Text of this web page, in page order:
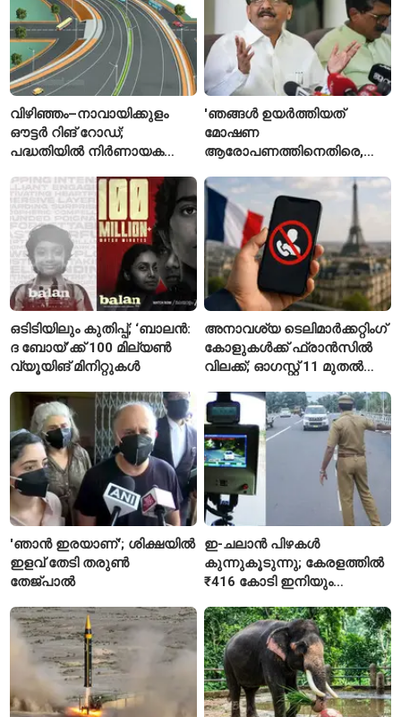
വിഴിഞ്ഞം–നാവായിക്കുളം
ഔട്ടർ റിങ് റോഡ്;
പദ്ധതിയിൽ നിർണായക
വിശദീകരണം
'ഞങ്ങൾ ഉയർത്തിയത്
മോഷണ
ആരോപണത്തിനെതിരെ,
റിജിജുവിന് മറുപടിയുമായി
സഞ്ജയ് റാവത്ത്
ഒടിടിയിലും കുതിപ്പ്; ‘ബാലൻ:
ദ ബോയ്’ക്ക് 100 മില്യൺ
വ്യൂയിങ് മിനിറ്റുകൾ
അനാവശ്യ ടെലിമാർക്കറ്റിംഗ്
കോളുകൾക്ക് ഫ്രാൻസിൽ
വിലക്ക്; ഓഗസ്റ്റ് 11 മുതൽ
'ഞാൻ ഇരയാണ്'; ശിക്ഷയിൽ
ഇളവ് തേടി തരുണ്‍
തേജ്പാൽ
ഇ-ചലാൻ പിഴകൾ
കുന്നുകൂടുന്നു; കേരളത്തിൽ
₹416 കോടി ഇനിയും